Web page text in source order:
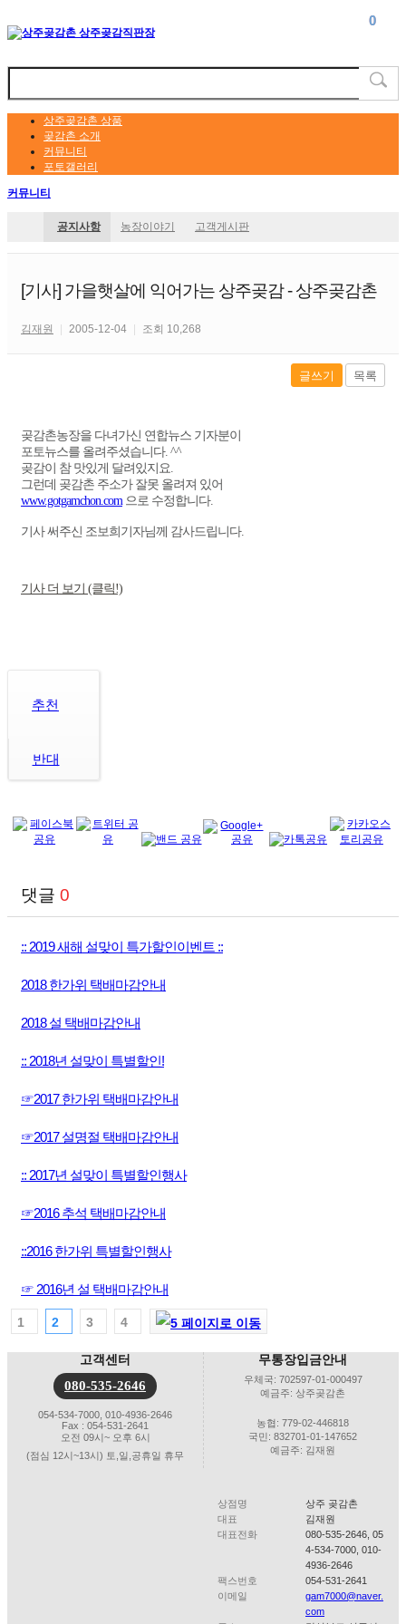
상주곶감촌 상품
곶감촌 소개
커뮤니티
포토갤러리
커뮤니티
공지사항 농장이야기 고객게시판
[기사] 가을햇살에 익어가는 상주곶감 - 상주곶감촌
김재원 | 2005-12-04 | 조회 10,268
글쓰기 목록
곶감촌농장을 다녀가신 연합뉴스 기자분이
포토뉴스를 올려주셨습니다. ^^
곶감이 참 맛있게 달려있지요.
그런데 곶감촌 주소가 잘못 올려져 있어
www.gotgamchon.com 으로 수정합니다.
기사 써주신 조보희기자님께 감사드립니다.
기사 더 보기 (클릭!)
추천
0
반대
0
댓글 0
:: 2019 새해 설맞이 특가할인이벤트 ::
2018 한가위 택배마감안내
2018 설 택배마감안내
:: 2018년 설맞이 특별할인!
☞2017 한가위 택배마감안내
☞2017 설명절 택배마감안내
:: 2017년 설맞이 특별할인행사
☞2016 추석 택배마감안내
::2016 한가위 특별할인행사
☞ 2016년 설 택배마감안내
1 2 3 4
고객센터
080-535-2646
054-534-7000, 010-4936-2646
Fax : 054-531-2641
오전 09시~ 오후 6시
(점심 12시~13시) 토,일,공휴일 휴무
무통장입금안내
우체국: 702597-01-000497
예금주: 상주곶감촌
농협: 779-02-446818
국민: 832701-01-147652
예금주: 김재원
상점명
상주 곶감촌
대표
김재원
대표전화
080-535-2646, 05
4-534-7000, 010-
4936-2646
팩스번호
054-531-2641
이메일
gam7000@naver.
com